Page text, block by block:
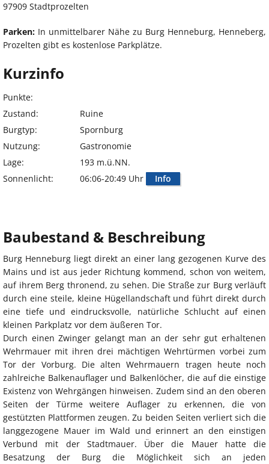
97909 Stadtprozelten
Parken: In unmittelbarer Nähe zu Burg Henneburg, Henneberg,
Prozelten gibt es kostenlose Parkplätze.
Kurzinfo
Punkte:
Zustand:
Ruine
Burgtyp:
Spornburg
Nutzung:
Gastronomie
Lage:
193 m.ü.NN.
Sonnenlicht:
06:06-20:49 Uhr Info
Baubestand & Beschreibung
Burg Henneburg liegt direkt an einer lang gezogenen Kurve des
Mains und ist aus jeder Richtung kommend, schon von weitem,
auf ihrem Berg thronend, zu sehen. Die Straße zur Burg verläuft
durch eine steile, kleine Hügellandschaft und führt direkt durch
eine tiefe und eindrucksvolle, natürliche Schlucht auf einen
kleinen Parkplatz vor dem äußeren Tor.
Durch einen Zwinger gelangt man an der sehr gut erhaltenen
Wehrmauer mit ihren drei mächtigen Wehrtürmen vorbei zum
Tor der Vorburg. Die alten Wehrmauern tragen heute noch
zahlreiche Balkenauflager und Balkenlöcher, die auf die einstige
Existenz von Wehrgängen hinweisen. Zudem sind an den oberen
Seiten der Türme weitere Auflager zu erkennen, die von
gestützten Plattformen zeugen. Zu beiden Seiten verliert sich die
langgezogene Mauer im Wald und erinnert an den einstigen
Verbund mit der Stadtmauer. Über die Mauer hatte die
Besatzung der Burg die Möglichkeit sich an jeden